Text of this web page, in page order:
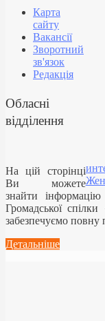
Карта
сайту
Вакансії
Зворотний
зв'язок
Редакція
Обласні
відділення
На цій сторінці
Ви можете
знайти інформацію
Громадської
забезпечуємо повну
Детальніше